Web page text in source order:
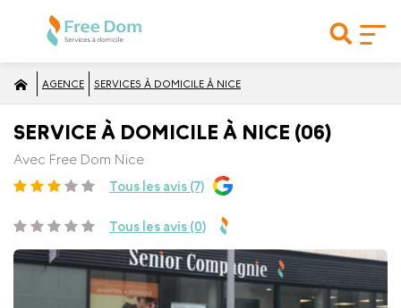
AGENCE SERVICES À DOMICILE À NICE
SERVICE À DOMICILE À NICE (06)
Avec Free Dom Nice
Tous les avis (7)
Tous les avis (0)